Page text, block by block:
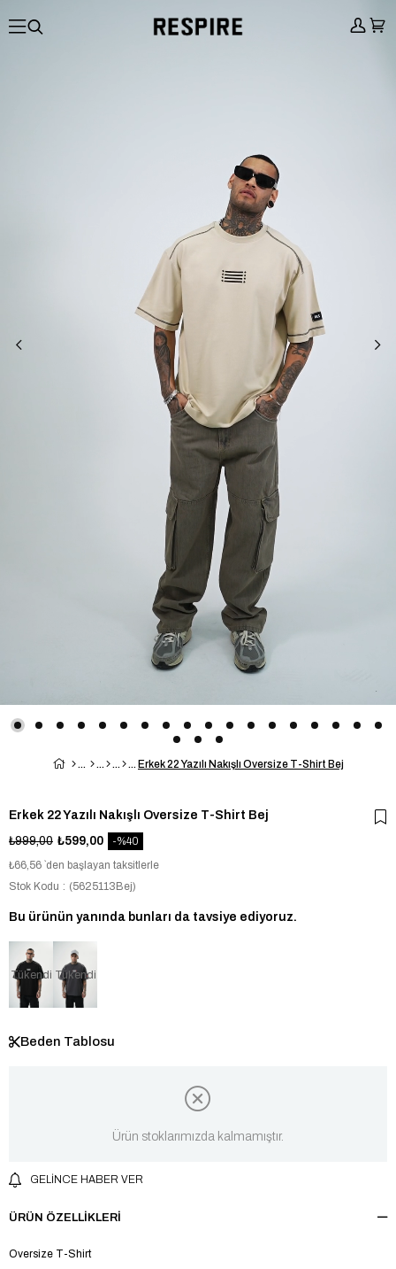
Erkek 22 Yazılı Nakışlı Oversize T-Shirt Bej
Erkek 22 Yazılı Nakışlı Oversize T-Shirt Bej
₺999,00 ₺599,00
40
₺66,56 `den başlayan taksitlerle
Stok Kodu
(5625113Bej)
Bu ürünün yanında bunları da tavsiye ediyoruz.
Tükendi Tükendi
Beden Tablosu
Ürün stoklarımızda kalmamıştır.
GELINCE HABER VER
ÜRÜN ÖZELLIKLERI
Oversize T-Shirt